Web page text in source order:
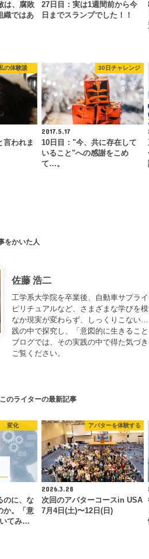
は、腐敗
織ではあ
27日目：実は1週間前から今
日までスランプでした！！
の体験談
言われま
30日チャレンジ
2017.5.17
10日目："今、共に存在して
いること"への感謝をこめ
て…。
をかいた人
佐藤 浩二
工学系大学院を卒業後、自動車サプラ
ピリチュアルなど、さまざまな学びを
なか現実が変わらず、しっくりこない
践の中で探究し、「意図的に生きるこ
ブログでは、その実践の中で得た気づ
ご覧ください。
このライターの最新記事
変化
のに、な
か。「意
てみ…
アバターを体験する
2026.3.28
次回のアバターコースin USA
7月4日(土)〜12日(日)